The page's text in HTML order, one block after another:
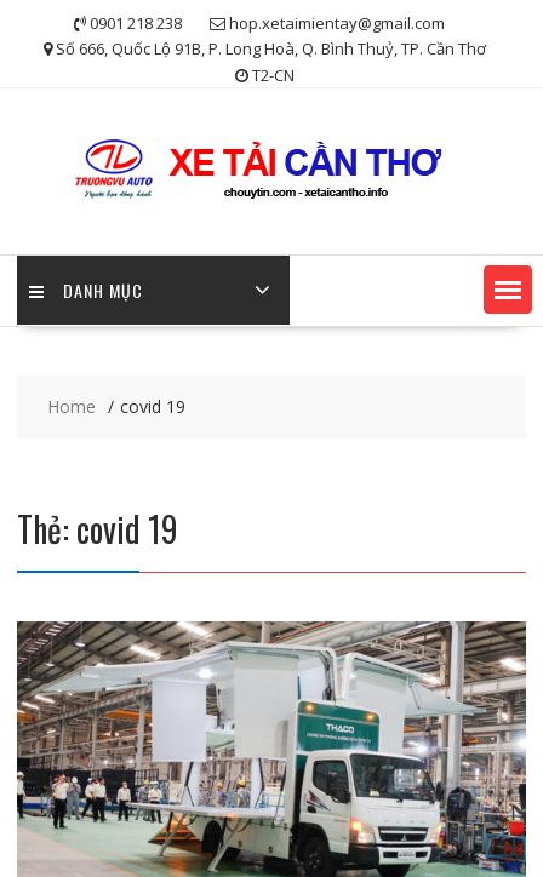
0901 218 238
hop.xetaimientay@gmail.com
Số 666, Quốc Lộ 91B, P. Long Hoà, Q. Bình Thuỷ, TP. Cần Thơ
T2-CN
DANH MỤC
Home covid 19
Thẻ:covid 19